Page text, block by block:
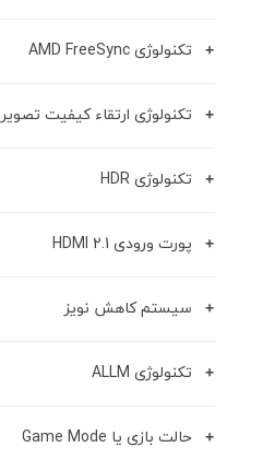
تکنولوژی AMD FreeSync
تکنولوژی ارتقاء کیفیت تصویر
تکنولوژی HDR
پورت ورودی HDMI 2.1
سیستم کاهش نویز
تکنولوژی ALLM
حالت بازی یا Game Mode